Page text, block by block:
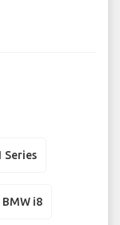
Series
BMW i8